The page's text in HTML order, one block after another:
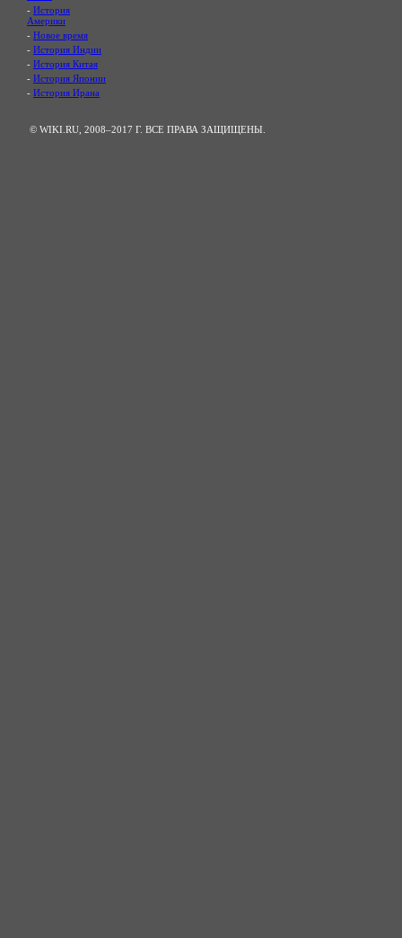
- История
Америки
- Новое время
- История Индии
- История Китая
- История Японии
- История Ирана
© WIKI.RU, 2008–2017 Г. ВСЕ ПРАВА ЗАЩИЩЕНЫ.